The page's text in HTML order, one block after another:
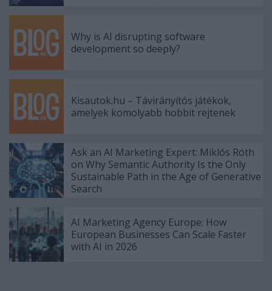
Why is AI disrupting software
development so deeply?
Kisautok.hu – Távirányítós játékok,
amelyek komolyabb hobbit rejtenek
Ask an AI Marketing Expert: Miklós Róth
on Why Semantic Authority Is the Only
Sustainable Path in the Age of Generative
Search
AI Marketing Agency Europe: How
European Businesses Can Scale Faster
with AI in 2026